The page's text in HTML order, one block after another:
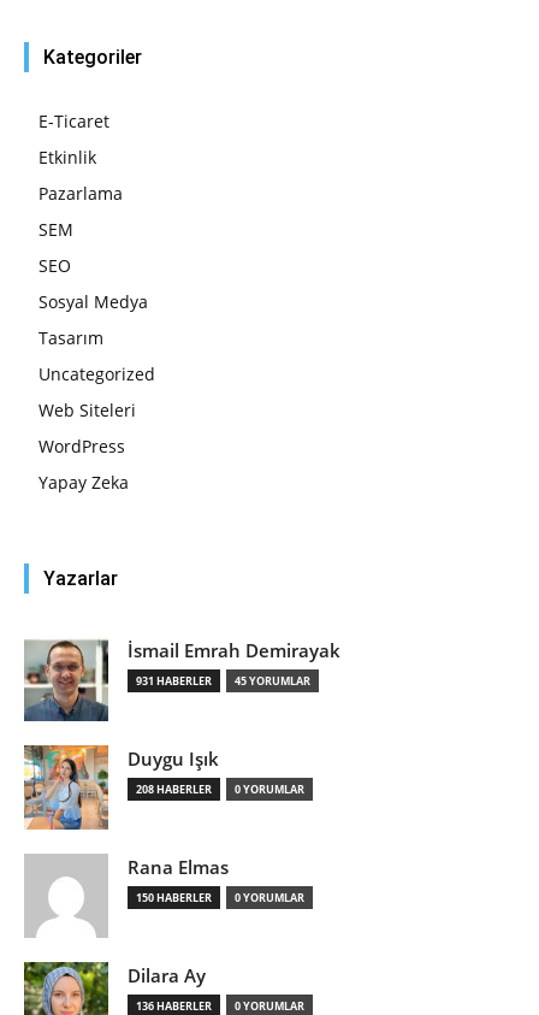
Kategoriler
E-Ticaret
Etkinlik
Pazarlama
SEM
SEO
Sosyal Medya
Tasarım
Uncategorized
Web Siteleri
WordPress
Yapay Zeka
Yazarlar
İsmail Emrah Demirayak
931 HABERLER 45 YORUMLAR
Duygu Işık
208 HABERLER 0 YORUMLAR
Rana Elmas
150 HABERLER 0 YORUMLAR
Dilara Ay
136 HABERLER 0 YORUMLAR